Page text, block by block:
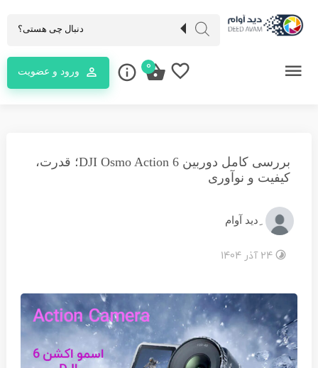
ورود و عضویت 0
بررسی کامل دوربین DJI Osmo Action 6؛ قدرت،
کیفیت و نوآوری
ِدید آوام
24 آذر 1404